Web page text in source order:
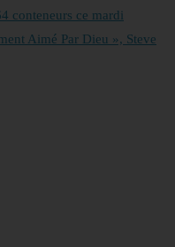
conteneurs ce mardi
Aimé Par Dieu », Steve